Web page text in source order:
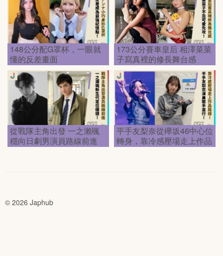
148公分配G罩杯，一眼就
懂的反差畫面
173公分賽車皇后 相澤菜菜
子寫真裡的修長舞台感
從戰隊主角出發 一之瀨颯
穩向日劇男演員路線前進
平手友梨奈從欅坂46中心位
轉身，靠冷感壓場走上作品
路線
© 2026 Japhub